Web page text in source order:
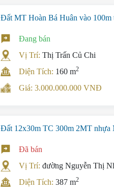
Đất MT Hoàn Bá Huân vào
Đang bán
Vị Trí:Thị Trấn Củ Chi
Diện Tích: 160 m2
Giá: 3.000.000.000 VNĐ
Đất 12x30m TC 300m 2MT
Đã bán
Vị Trí:đường Nguyễn Thị
Diện Tích:387 m2